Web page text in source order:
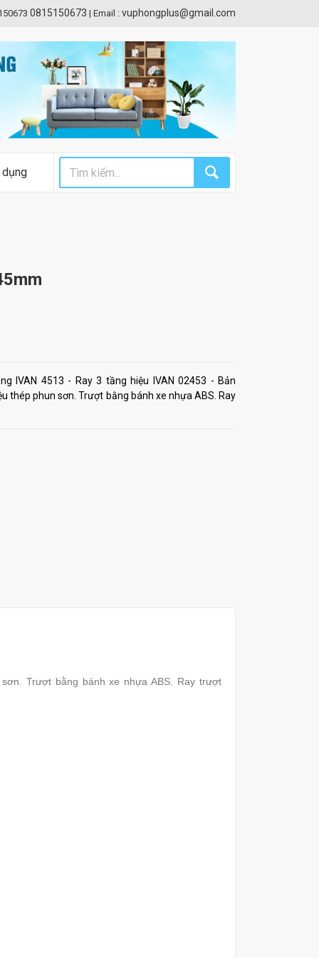
0815150673 | Email : vuphongplus@gmail.com
dụng
IVAN 4513 - Ray 3 tầng hiệu IVAN 02453 - Bản
thép phun sơn. Trượt bằng bánh xe nhựa ABS. Ray
Trượt bằng bánh xe nhựa ABS. Ray trượt